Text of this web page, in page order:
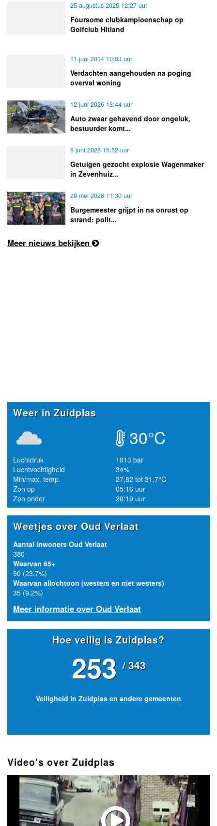
25 augustus 2025 12:27 uur
Foursome clubkampioenschap op
Golfclub Hitland
11 juni 2014 10:03 uur
Verdachten aangehouden na poging
overval woning
12 juni 2026 13:44 uur
Auto zwaar gehavend door ongeluk,
bestuurder komt...
8 juni 2026 15:52 uur
Getuigen gezocht explosie Wagenmaker
in Zevenhuiz...
29 mei 2026 11:30 uur
Burgemeester grijpt in na onrust op
strand: polit...
Meer nieuws bekijken
Weer in Zuidplas
30°C
Luchtdruk
1013 bar
Luchtvochtigheid
34%
Min/max. temp.
27,82 tot 31,7°C
Zon op
05:16 uur
Zon onder
20:19 uur
Weetjes over Oud Verlaat
Aantal inwoners Oud Verlaat
380
Waarvan 65+
90 (23.7%)
Waarvan allochtoon (westers en niet westers)
35 (9.2%)
Meer informatie over Oud Verlaat
Hoe veilig is Zuidplas?
253 / 343
Veiligheid in Zuidplas en andere gemeenten
Video's over Zuidplas